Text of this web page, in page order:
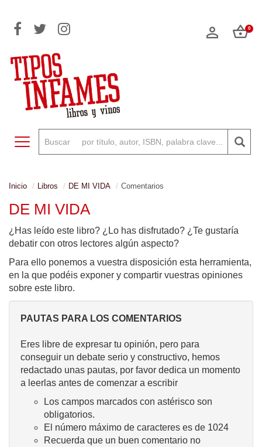
0
Toggle navigation
Inicio Libros DE MI VIDA Comentarios
DE MI VIDA
¿Has leído este libro? ¿Lo has disfrutado? ¿Te gustaría
debatir con otros lectores algún aspecto?
Para ello ponemos a vuestra disposición esta herramienta,
en la que podéis exponer y compartir vuestras opiniones
sobre este libro.
PAUTAS PARA LOS COMENTARIOS
Eres libre de expresar tu opinión, pero para
conseguir un debate serio y constructivo, hemos
redactado unas pautas, por favor dedica un momento
a leerlas antes de comenzar a escribir
Los campos marcados con astérisco son
obligatorios.
El número máximo de caracteres es de 1024
Recuerda que un buen comentario no